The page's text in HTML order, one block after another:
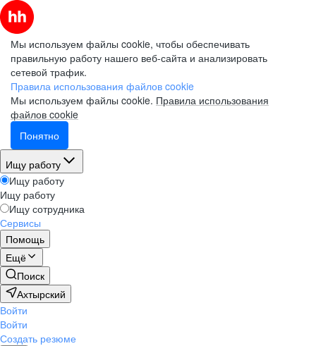
Мы используем файлы cookie, чтобы обеспечивать
правильную работу нашего веб-сайта и анализировать
сетевой трафик.
Правила использования файлов cookie
Мы используем файлы cookie. Правила использования
файлов cookie
Понятно
Ищу работу
Ищу работу
Ищу работу
Ищу сотрудника
Сервисы
Помощь
Ещё
Поиск
Ахтырский
Войти
Войти
Создать резюме